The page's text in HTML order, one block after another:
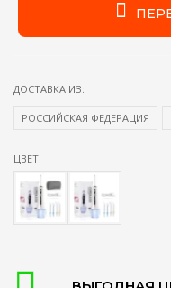
ДОСТАВКА ИЗ:
РОССИЙСКАЯ ФЕДЕРАЦИЯ
ЦВЕТ: